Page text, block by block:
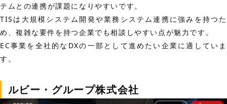
テムとの連携が課題になりやすいです。
TISは大規模システム開発や業務システム連携に強みを持つた
め、複雑な要件を持つ企業でも相談しやすい点が魅力です。
EC事業を全社的なDXの一部として進めたい企業に適していま
す。
ルビー・グループ株式会社